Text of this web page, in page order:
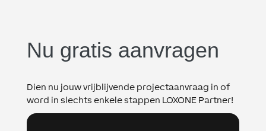
Nu gratis aanvragen
Dien nu jouw vrijblijvende projectaanvraag in of
word in slechts enkele stappen LOXONE Partner!